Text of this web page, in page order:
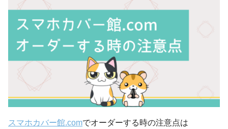
スマホカバー館.comでオーダーする時の注意点は